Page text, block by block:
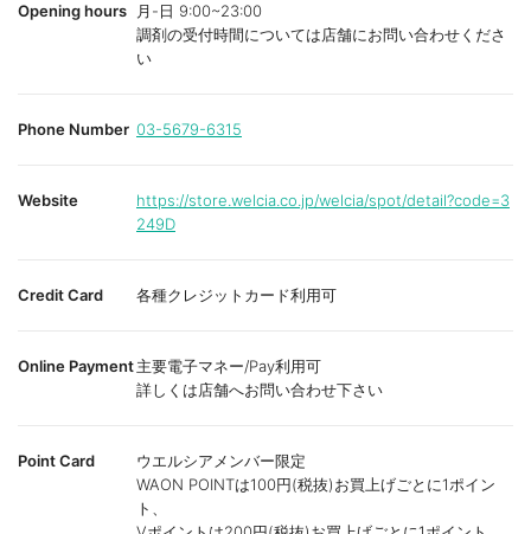
Opening hours
月-日 9:00~23:00
調剤の受付時間については店舗にお問い合わせくださ
い
Phone Number 03-5679-6315
Website
https://store.welcia.co.jp/welcia/spot/detail?code=3
249D
Credit Card 各種クレジットカード利用可
Online Payment主要電子マネー/Pay利用可
詳しくは店舗へお問い合わせ下さい
Point Card
ウエルシアメンバー限定
WAON POINTは100円(税抜)お買上げごとに1ポイン
ト、